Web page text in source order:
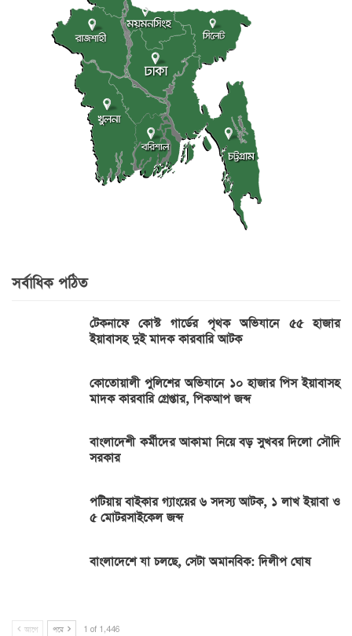
সর্বাধিক পঠিত
টেকনাফে কোস্ট গার্ডের পৃথক অভিযানে ৫৫ হাজার
ইয়াবাসহ দুই মাদক কারবারি আটক
কোতোয়ালী পুলিশের অভিযানে ১০ হাজার পিস ইয়াবাসহ
মাদক কারবারি গ্রেপ্তার, পিকআপ জব্দ
বাংলাদেশী কর্মীদের আকামা নিয়ে বড় সুখবর দিলো সৌদি
সরকার
পটিয়ায় বাইকার গ্যাংয়ের ৬ সদস্য আটক, ১ লাখ ইয়াবা ও
৫ মোটরসাইকেল জব্দ
বাংলাদেশে যা চলছে, সেটা অমানবিক: দিলীপ ঘোষ
আগে পরে 1 of 1,446